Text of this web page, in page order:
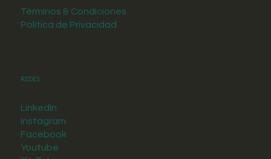
Términos & Condiciones
Política de Privacidad
Redes
LinkedIn
Instagram
Facebook
Youtube